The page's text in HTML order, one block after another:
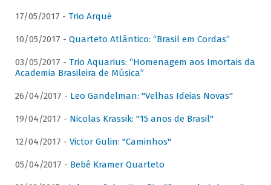
17/05/2017 - Trio Arqué
10/05/2017 - Quarteto Atlântico: “Brasil em Cordas”
03/05/2017 - Trio Aquarius: “Homenagem aos Imortais da
Academia Brasileira de Música”
26/04/2017 - Leo Gandelman: "Velhas Ideias Novas"
19/04/2017 - Nicolas Krassik: "15 anos de Brasil"
12/04/2017 - Victor Gulin: "Caminhos"
05/04/2017 - Bebê Kramer Quarteto